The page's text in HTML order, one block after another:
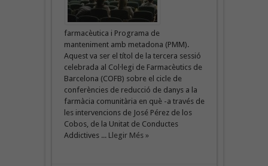
farmacèutica i Programa de
manteniment amb metadona (PMM).
Aquest va ser el títol de la tercera sessió
celebrada al Col·legi de Farmacèutics de
Barcelona (COFB) sobre el cicle de
conferències de reducció de danys a la
farmàcia comunitària en què -a través de
les intervencions de José Pérez de los
Cobos, de la Unitat de Conductes
Addictives ... Llegir Més »